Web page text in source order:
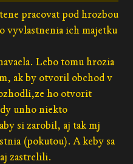
pracovat pod hrozbou
vyvlastnenia ich majetku
Lebo tomu hrozia
ak by otvoril obchod v
ho otvorit
unho niekto
si zarobil, aj tak mj
(pokutou). A keby sa
zastrelili.